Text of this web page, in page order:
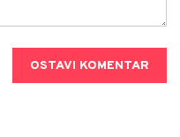
OSTAVI KOMENTAR